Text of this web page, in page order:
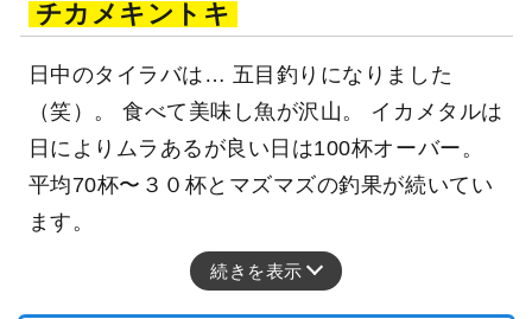
チカメキントキ
日中のタイラバは… 五目釣りになりました
（笑）。 食べて美味し魚が沢山。 イカメタルは
日によりムラあるが良い日は100杯オーバー。
平均70杯〜３０杯とマズマズの釣果が続いてい
ます。
続きを表示